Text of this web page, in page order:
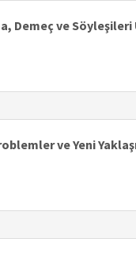
Demeç ve Söyleşileri
ve Yeni